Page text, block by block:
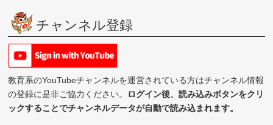
チャンネル登録
教育系のYouTubeチャンネルを運営されている方はチャンネル情報
の登録に是非ご協力ください。 ログイン後、読み込みボタンをクリ
ックすることでチャンネルデータが自動で読み込まれます。